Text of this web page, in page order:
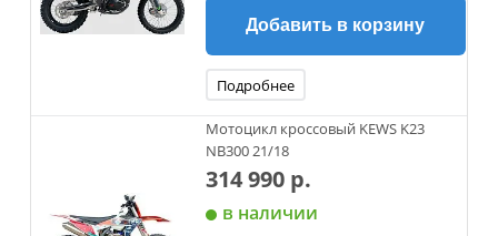
Добавить в корзину
Подробнее
Мотоцикл кроссовый KEWS K23
NB300 21/18
314 990 р.
в наличии